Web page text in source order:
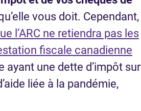
vous doit. Cependant,
l’ARC ne retiendra pas les
fiscale canadienne
ayant une dette d’impôt sur
liée à la pandémie,